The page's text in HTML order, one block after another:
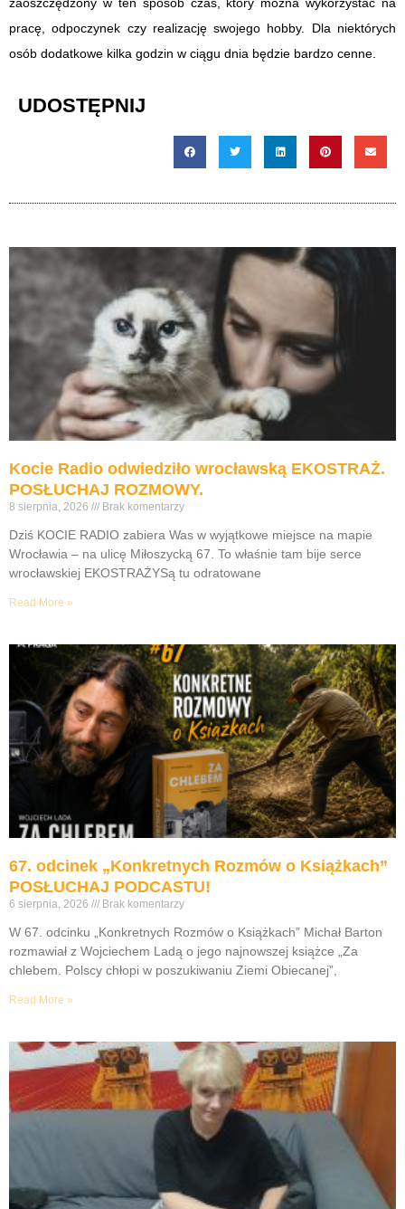
zaoszczędzony w ten sposób czas, który można wykorzystać na
pracę, odpoczynek czy realizację swojego hobby. Dla niektórych
osób dodatkowe kilka godzin w ciągu dnia będzie bardzo cenne.
UDOSTĘPNIJ
Kocie Radio odwiedziło wrocławską EKOSTRAŻ.
POSŁUCHAJ ROZMOWY.
8 sierpnia, 2026 Brak komentarzy
Dziś KOCIE RADIO zabiera Was w wyjątkowe miejsce na mapie
Wrocławia – na ulicę Miłoszycką 67. To właśnie tam bije serce
wrocławskiej EKOSTRAŻYSą tu odratowane
Read More »
67. odcinek „Konkretnych Rozmów o Książkach”
POSŁUCHAJ PODCASTU!
6 sierpnia, 2026 Brak komentarzy
W 67. odcinku „Konkretnych Rozmów o Książkach” Michał Barton
rozmawiał z Wojciechem Ladą o jego najnowszej książce „Za
chlebem. Polscy chłopi w poszukiwaniu Ziemi Obiecanej”,
Read More »